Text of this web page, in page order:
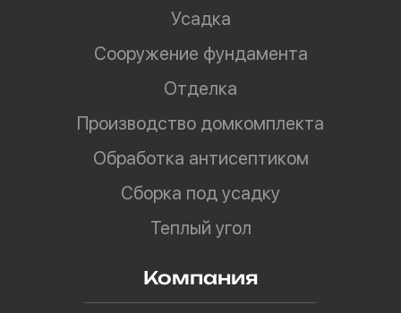
Усадка
Сооружение фундамента
Отделка
Производство домкомплекта
Обработка антисептиком
Сборка под усадку
Теплый угол
Компания